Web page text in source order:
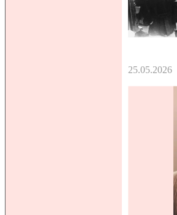
25.05.2026